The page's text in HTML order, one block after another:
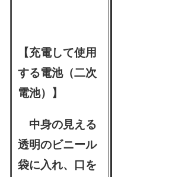
【充電して使用
する電池（二次
電池）】
中身の見える
透明のビニール
袋に入れ、口を